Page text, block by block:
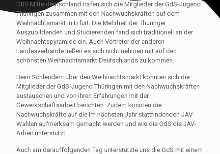
DRV Mitteldeutschland trafen sich die Mitglieder der GdS-Jugend
Thüringen zusammen mit den Nachwuchskräften auf dem
Weihnachtsmarkt in Erfurt. Die Mehrheit der Thüringer
Auszubildenden und Studierenden fand sich traditionell an der
Weihnachtspyramide ein. Auch Vertreter der anderen
Landesverbände ließen es sich nicht nehmen mit auf den
schönsten Weihnachtsmarkt Deutschlands zu kommen.
Beim Schlendern über den Weihnachtsmarkt konnten sich die
Mitglieder der GdS-Jugend Thüringen mit den Nachwuchskräften
austauschen und von ihren Erfahrungen mit der
Gewerkschaftsarbeit berichten. Zudem konnten die
Nachwuchskräfte auf die im nächsten Jahr stattfindenden JAV-
Wahlen aufmerksam gemacht werden und wie die GdS die JAV-
Arbeit unterstützt.
Auch am darauffolgenden Tag unterstützte uns die GdS mit einem